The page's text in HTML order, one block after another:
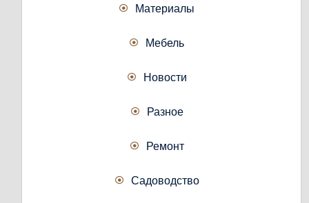
Материалы
Мебель
Новости
Разное
Ремонт
Садоводство